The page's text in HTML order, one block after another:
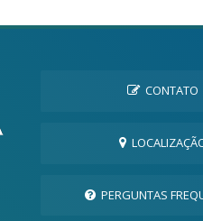
CONTATO
PERGUNTAS